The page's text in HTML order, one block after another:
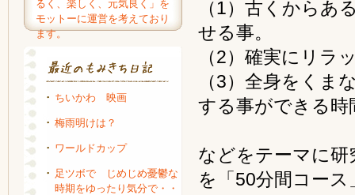
るく、楽しく、元気良く」を
モットーに運営を考えており
ます。
ちいかわ 映画
梅雨明けは？
ワールドカップ
足ツボで じめじめ憂鬱な
時期をゆったり気分で・・
（1）古くからあ
せる事。
（2）確実にリラ
（3）全身をくま
する事ができる時
などをテーマに
を「50分間コー